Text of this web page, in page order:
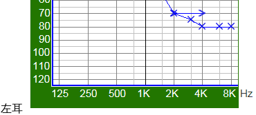
左耳